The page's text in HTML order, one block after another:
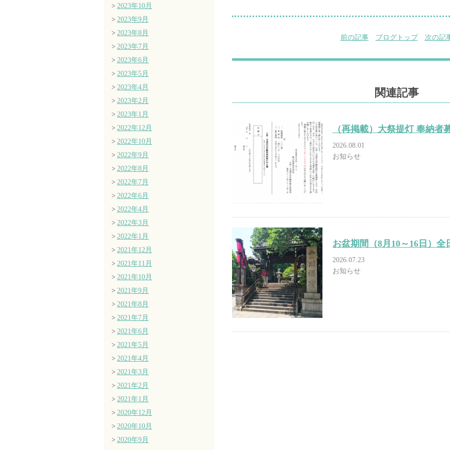
前の記事 ブログトップ 次の記
関連記事
（再掲載）大祭提灯 奉納者
2026.08.01
お知らせ
お盆期間（8月10～16日）
2026.07.23
お知らせ
2023年10月
2023年9月
2023年8月
2023年7月
2023年6月
2023年5月
2023年4月
2023年2月
2023年1月
2022年12月
2022年10月
2022年9月
2022年8月
2022年7月
2022年6月
2022年4月
2022年3月
2022年1月
2021年12月
2021年11月
2021年10月
2021年9月
2021年8月
2021年7月
2021年6月
2021年5月
2021年4月
2021年3月
2021年2月
2021年1月
2020年12月
2020年10月
2020年9月